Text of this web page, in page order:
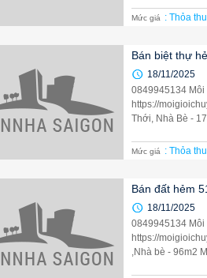
Mức giá : Thỏa
Bán biệt thự
18/11/2025
0849945134
https://
Thới, Nhà Bè -
Mức giá : Thỏa
Bán đất hẻm
18/11/2025
0849945134
https://
,Nhà bè - 96m2